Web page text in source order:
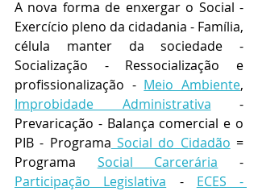
A nova forma de enxergar o Social -
Exercício pleno da cidadania - Família,
célula manter da sociedade -
Socialização - Ressocialização e
profissionalização - Meio Ambiente
Improbidade Administrativa -
Prevaricação - Balança comercial e o
PIB - Programa Social do Cidadão =
Programa Social Carcerária
Participação Legislativa - ECES -